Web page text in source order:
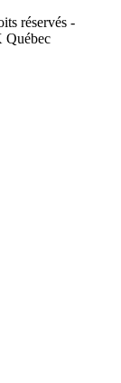
réservés -
Québec